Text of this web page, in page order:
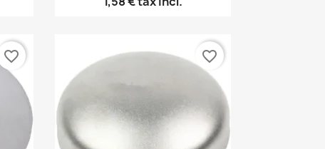
favorite_border favorite_border